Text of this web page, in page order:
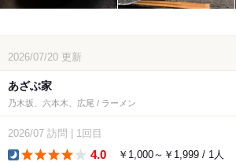
2026/07/20 更新
あざぶ家
乃木坂、六本木、広尾 / ラーメン
2026/07 訪問 1回目
4.0 ￥1,000～￥1,999 / 1人